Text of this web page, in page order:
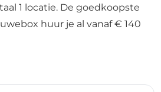
1 locatie. De goedkoopste
huur je al vanaf € 140